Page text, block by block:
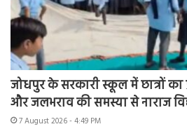
जोधपुर के सरकारी स्कूल में छात्रों का
और जलभराव की समस्या से नाराज
7 August 2026 - 4:49 PM